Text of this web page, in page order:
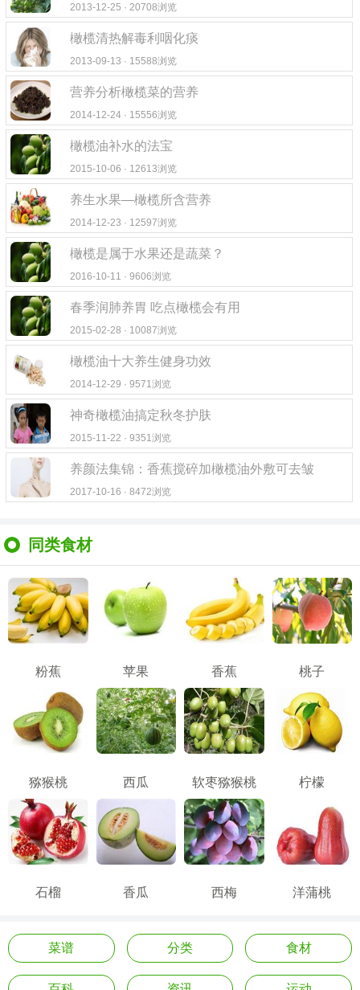
2013-12-25 · 20708浏览
橄榄清热解毒利咽化痰
2013-09-13 · 15588浏览
营养分析橄榄菜的营养
2014-12-24 · 15556浏览
橄榄油补水的法宝
2015-10-06 · 12613浏览
养生水果—橄榄所含营养
2014-12-23 · 12597浏览
橄榄是属于水果还是蔬菜？
2016-10-11 · 9606浏览
春季润肺养胃 吃点橄榄会有用
2015-02-28 · 10087浏览
橄榄油十大养生健身功效
2014-12-29 · 9571浏览
神奇橄榄油搞定秋冬护肤
2015-11-22 · 9351浏览
养颜法集锦：香蕉搅碎加橄榄油外敷可去皱
2017-10-16 · 8472浏览
同类食材
粉蕉 苹果 香蕉 桃子
猕猴桃 西瓜 软枣猕猴桃 柠檬
石榴 香瓜 西梅 洋蒲桃
菜谱 分类 食材